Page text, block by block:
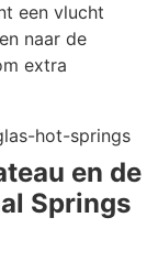
een vlucht
naar de
extra
en de
Springs